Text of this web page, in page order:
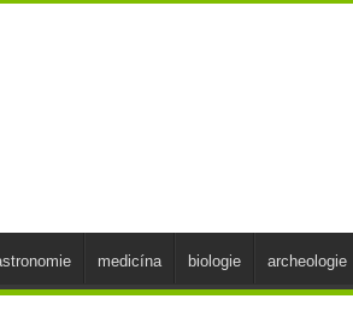
medicína biologie archeologie